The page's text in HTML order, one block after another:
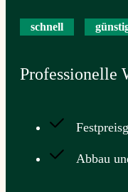
schnell
Professionelle
Abbau